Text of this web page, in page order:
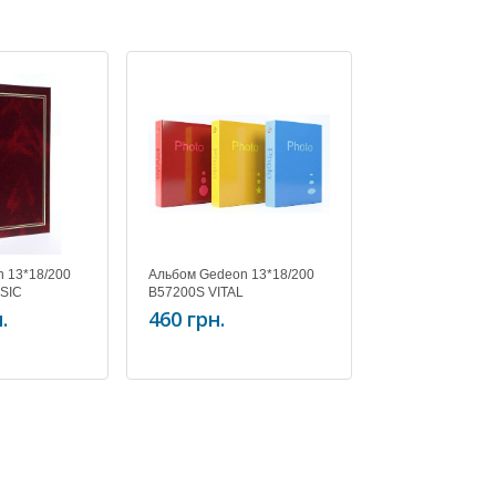
13*18/200
Альбом Gedeon 13*18/200
B57200S VITAL
460 грн.